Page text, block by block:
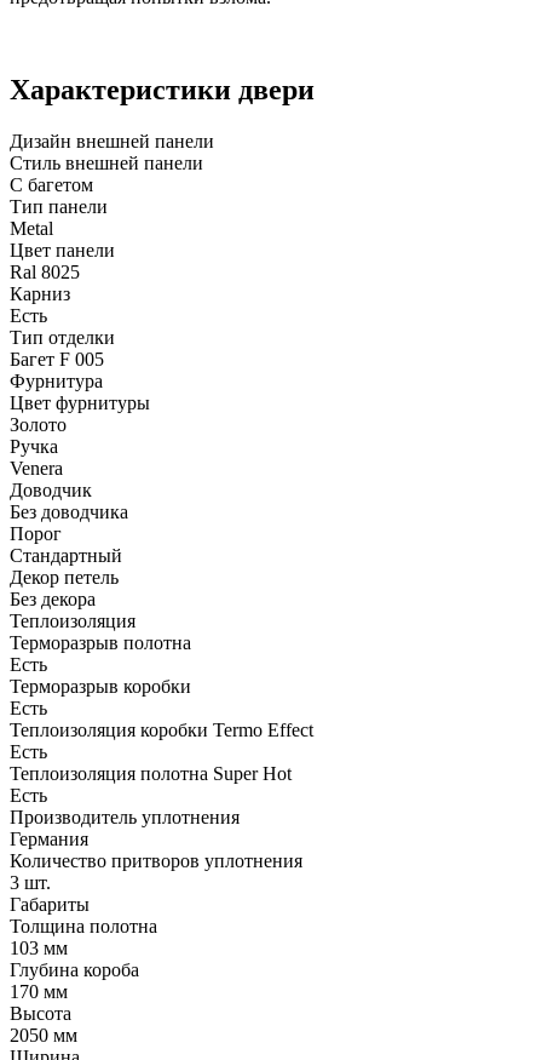
Характеристики двери
Дизайн внешней панели
Стиль внешней панели
С багетом
Тип панели
Metal
Цвет панели
Ral 8025
Карниз
Есть
Тип отделки
Багет F 005
Фурнитура
Цвет фурнитуры
Золото
Ручка
Venera
Доводчик
Без доводчика
Порог
Стандартный
Декор петель
Без декора
Теплоизоляция
Терморазрыв полотна
Есть
Терморазрыв коробки
Есть
Теплоизоляция коробки Termo Effect
Есть
Теплоизоляция полотна Super Нot
Есть
Производитель уплотнения
Германия
Количество притворов уплотнения
3 шт.
Габариты
Толщина полотна
103 мм
Глубина короба
170 мм
Высота
2050 мм